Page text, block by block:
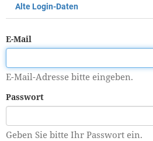
Reiter
Alte Login-Daten
E-Mail
E-Mail-Adresse bitte eingeben.
Passwort
Geben Sie bitte Ihr Passwort ein.